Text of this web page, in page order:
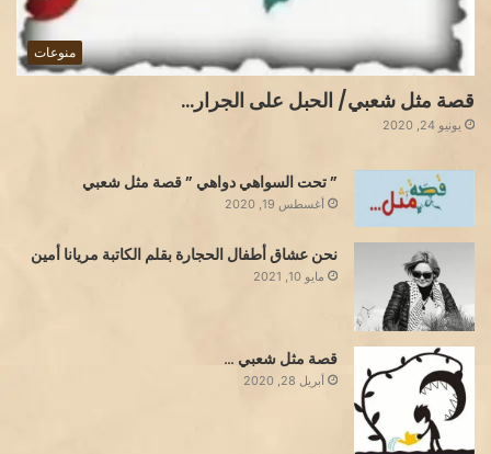
منوعات
قصة مثل شعبي/ الحبل على الجرار…
يونيو 24, 2020
” تحت السواهي دواهي ” قصة مثل شعبي
أغسطس 19, 2020
نحن عشاق أطفال الحجارة بقلم الكاتبة مريانا أمين
مايو 10, 2021
قصة مثل شعبي …
أبريل 28, 2020